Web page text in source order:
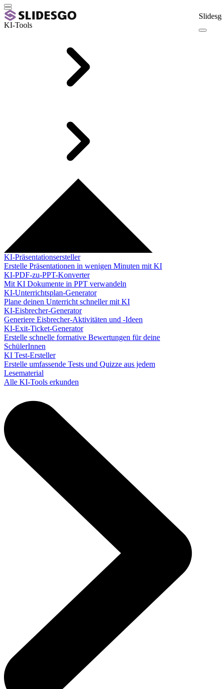
KI-Tools
KI-Präsentationsersteller
Erstelle Präsentationen in wenigen Minuten mit KI
KI-PDF-zu-PPT-Konverter
Mit KI Dokumente in PPT verwandeln
KI-Unterrichtsplan-Generator
Plane deinen Unterricht schneller mit KI
KI-Eisbrecher-Generator
Generiere Eisbrecher-Aktivitäten und -Ideen
KI-Exit-Ticket-Generator
Erstelle schnelle formative Bewertungen für deine
SchülerInnen
KI Test-Ersteller
Erstelle umfassende Tests und Quizze aus jedem
Lesematerial
Alle KI-Tools erkunden